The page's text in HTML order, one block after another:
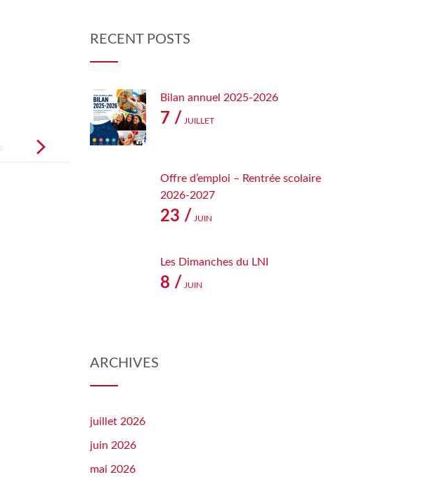
RECENT POSTS
Bilan annuel 2025-2026
7 / JUILLET
Offre d’emploi – Rentrée scolaire
2026-2027
23 / JUIN
Les Dimanches du LNI
8 / JUIN
ARCHIVES
juillet 2026
juin 2026
mai 2026